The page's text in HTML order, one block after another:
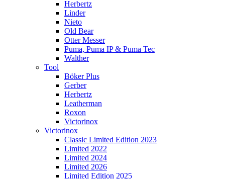
Herbertz
Linder
Nieto
Old Bear
Otter Messer
Puma, Puma IP & Puma Tec
Walther
Tool
Böker Plus
Gerber
Herbertz
Leatherman
Roxon
Victorinox
Victorinox
Classic Limited Edition 2023
Limited 2022
Limited 2024
Limited 2026
Limited Edition 2025